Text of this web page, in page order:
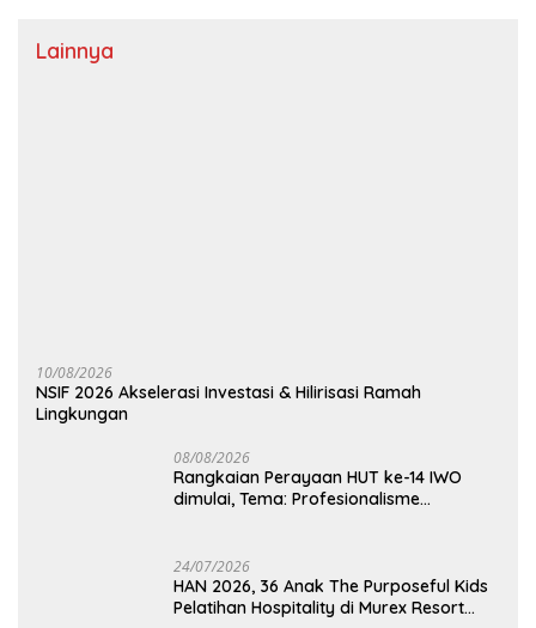
Lainnya
10/08/2026
NSIF 2026 Akselerasi Investasi & Hilirisasi Ramah
Lingkungan
08/08/2026
Rangkaian Perayaan HUT ke-14 IWO
dimulai, Tema: Profesionalisme
24/07/2026
HAN 2026, 36 Anak The Purposeful Kids
Pelatihan Hospitality di Murex Resort